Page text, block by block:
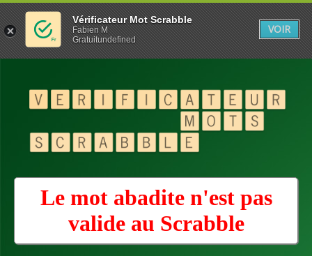
Le mot abadite n'est pas
valide au Scrabble
Vérificateur Mot Scrabble
Fabien M
Gratuitundefined
VOIR